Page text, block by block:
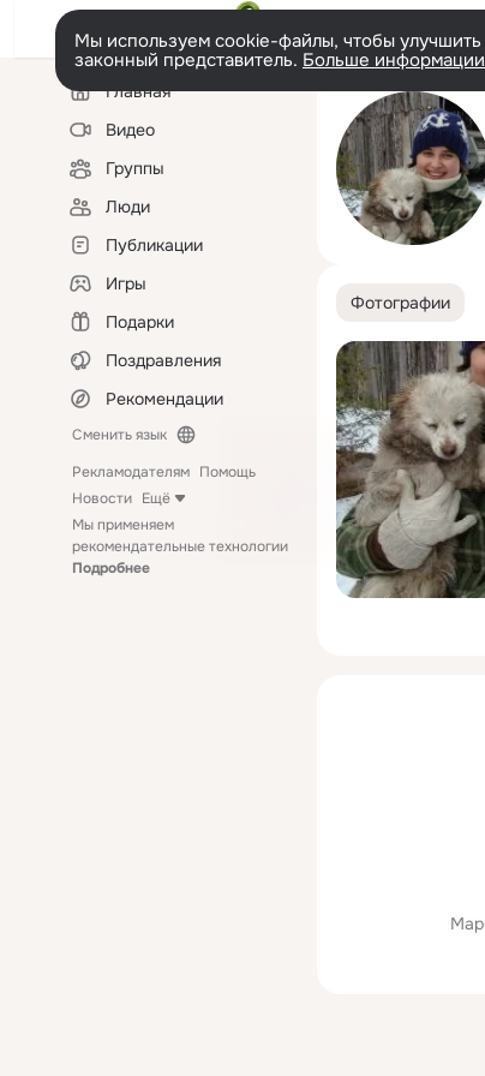
Мы используем cookie-файлы, чтобы
законный представитель. Больше информации
Левая
колонкаГлавная
Видео
Группы
Люди
Публикации
Игры
Подарки
Поздравления
Рекомендации
Сменить язык
Рекламодателям Помощь
Новости Ещё
Мы применяем
рекомендательные технологии
Подробнее
Фотографии